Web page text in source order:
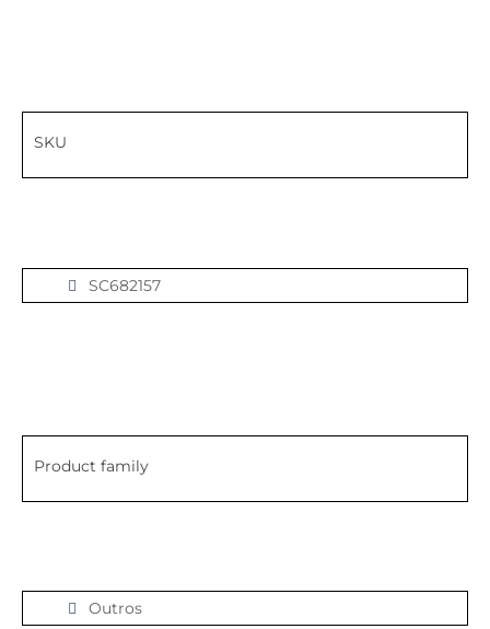
SKU
SC682157
Product family
Outros